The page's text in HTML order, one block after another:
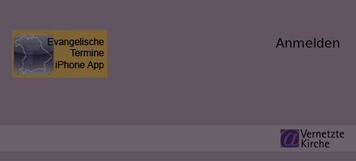
Benutzermenü Anmelden